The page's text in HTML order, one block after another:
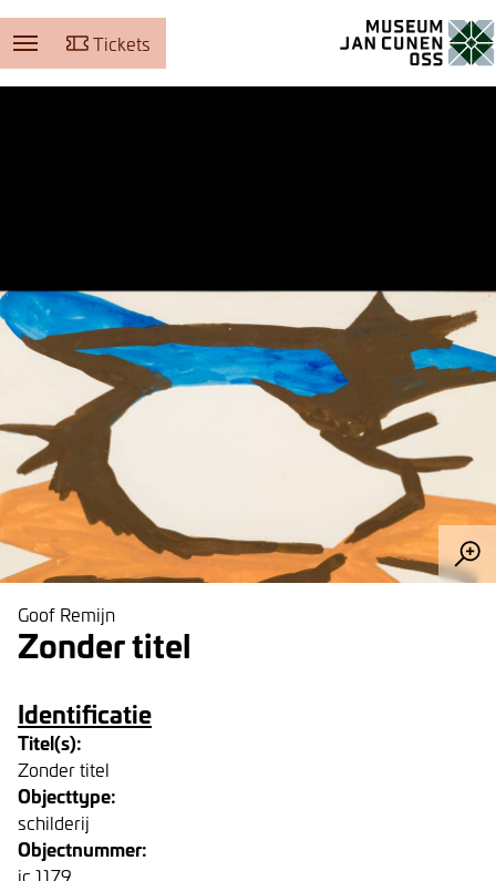
Tickets
Goof Remijn
Zonder titel
Identificatie
Titel(s):
Zonder titel
Objecttype:
schilderij
Objectnummer:
jc 1179